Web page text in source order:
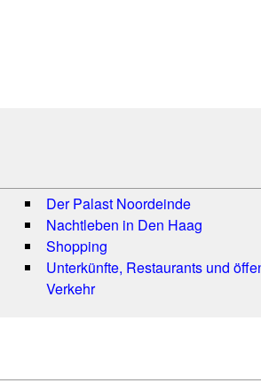
Der Palast Noordeinde
Nachtleben in Den Haag
Shopping
Unterkünfte, Restaurants und
Verkehr